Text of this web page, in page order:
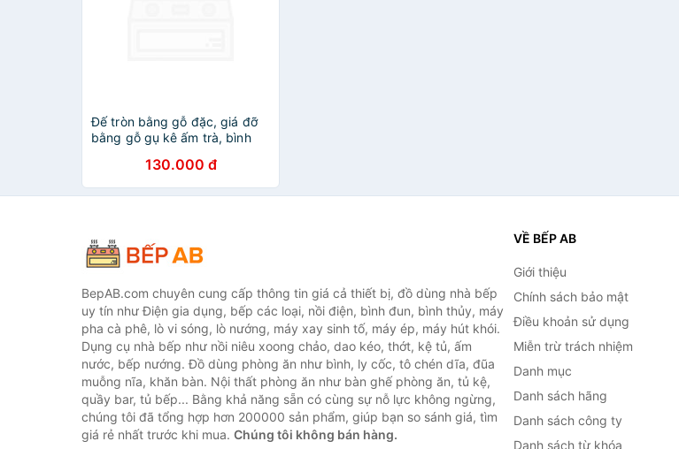
Đế tròn bằng gỗ đặc, giá đỡ
bằng gỗ gụ kê ấm trà, bình
trang trí nội thất
130.000 đ
BepAB.com chuyên cung cấp thông tin giá cả thiết bị, đồ dùng nhà bếp
uy tín như Điện gia dụng, bếp các loại, nồi điện, bình đun, bình thủy, máy
pha cà phê, lò vi sóng, lò nướng, máy xay sinh tố, máy ép, máy hút khói.
Dụng cụ nhà bếp như nồi niêu xoong chảo, dao kéo, thớt, kệ tủ, ấm
nước, bếp nướng. Đồ dùng phòng ăn như bình, ly cốc, tô chén dĩa, đũa
muỗng nĩa, khăn bàn. Nội thất phòng ăn như bàn ghế phòng ăn, tủ kệ,
quầy bar, tủ bếp... Bằng khả năng sẵn có cùng sự nỗ lực không ngừng,
chúng tôi đã tổng hợp hơn 200000 sản phẩm, giúp bạn so sánh giá, tìm
giá rẻ nhất trước khi mua. Chúng tôi không bán hàng.
VỀ BẾP AB
Giới thiệu
Chính sách bảo mật
Điều khoản sử dụng
Miễn trừ trách nhiệm
Danh mục
Danh sách hãng
Danh sách công ty
Danh sách từ khóa